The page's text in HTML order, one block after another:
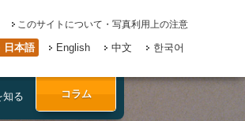
このサイトについて・写真利用上の注意
日本語 English 中文 한국어
知る コラム